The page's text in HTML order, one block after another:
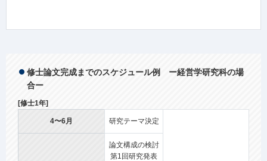
修士論文完成までのスケジュール例 ー経営学研究科の場
合ー
[修士1年]
4〜6月 研究テーマ決定
論文構成の検討
第1回研究発表